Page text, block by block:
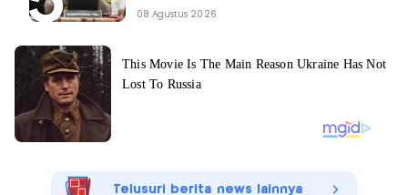
08 Agustus 2026
Telusuri berita news lainnya